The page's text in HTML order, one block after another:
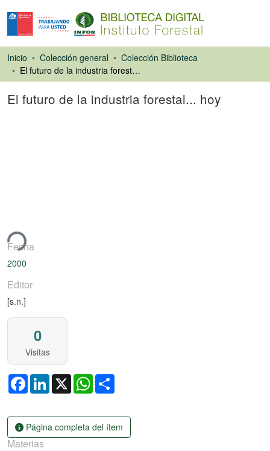
Inicio Colección general
Colección Biblioteca
El futuro de la industria forestal... hoy
El futuro de la industria forestal... hoy
Fecha
2000
Editor
[s.n.]
0
Visitas
FacebookLinkedIn
X WhatsApp
Página completa del ítem
Materias